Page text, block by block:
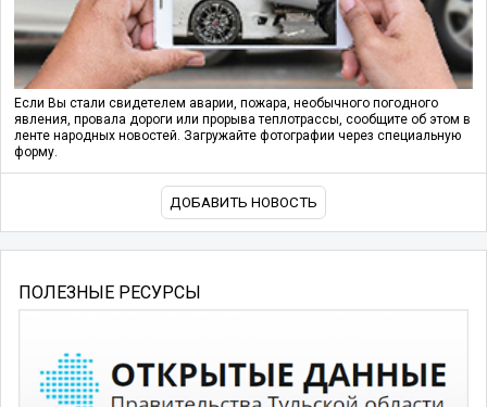
Если Вы стали свидетелем аварии, пожара, необычного погодного
явления, провала дороги или прорыва теплотрассы, сообщите об этом в
ленте народных новостей. Загружайте фотографии через специальную
форму.
ДОБАВИТЬ НОВОСТЬ
ПОЛЕЗНЫЕ РЕСУРСЫ